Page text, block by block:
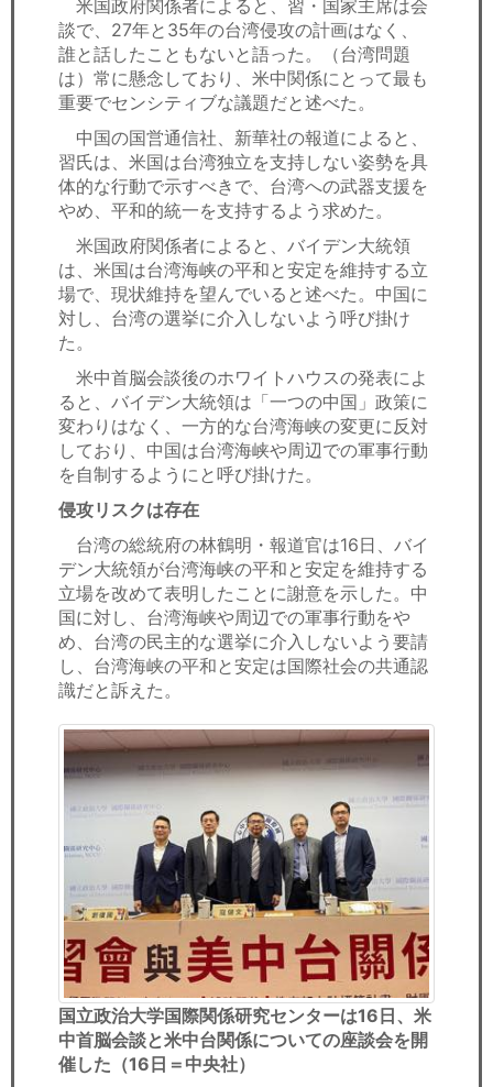
米国政府関係者によると、習・国家主席は会
談で、27年と35年の台湾侵攻の計画はなく、
誰と話したこともないと語った。（台湾問題
は）常に懸念しており、米中関係にとって最も
重要でセンシティブな議題だと述べた。
中国の国営通信社、新華社の報道によると、
習氏は、米国は台湾独立を支持しない姿勢を具
体的な行動で示すべきで、台湾への武器支援を
やめ、平和的統一を支持するよう求めた。
米国政府関係者によると、バイデン大統領
は、米国は台湾海峡の平和と安定を維持する立
場で、現状維持を望んでいると述べた。中国に
対し、台湾の選挙に介入しないよう呼び掛け
た。
米中首脳会談後のホワイトハウスの発表によ
ると、バイデン大統領は「一つの中国」政策に
変わりはなく、一方的な台湾海峡の変更に反対
しており、中国は台湾海峡や周辺での軍事行動
を自制するようにと呼び掛けた。
侵攻リスクは存在
台湾の総統府の林鶴明・報道官は16日、バイ
デン大統領が台湾海峡の平和と安定を維持する
立場を改めて表明したことに謝意を示した。中
国に対し、台湾海峡や周辺での軍事行動をや
め、台湾の民主的な選挙に介入しないよう要請
し、台湾海峡の平和と安定は国際社会の共通認
識だと訴えた。
国立政治大学国際関係研究センターは16日、米
中首脳会談と米中台関係についての座談会を開
催した（16日＝中央社）